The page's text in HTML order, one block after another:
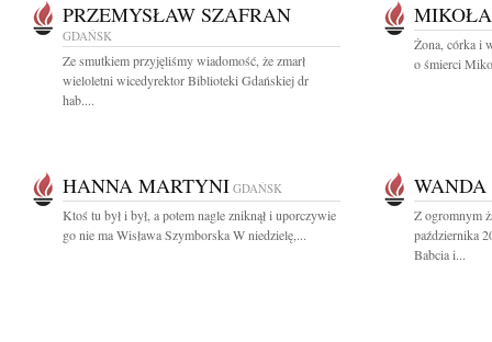
PRZEMYSŁAW SZAFRAN
GDAŃSK
Ze smutkiem przyjęliśmy wiadomość, że zmarł
wieloletni wicedyrektor Biblioteki Gdańskiej dr
hab....
Żona, córka i
o śmierci
HANNA MARTYNI GDAŃSK
Ktoś tu był i był, a potem nagle zniknął i uporczywie
go nie ma Wisława Szymborska W niedzielę,...
Z ogromnym
października
Babcia i...